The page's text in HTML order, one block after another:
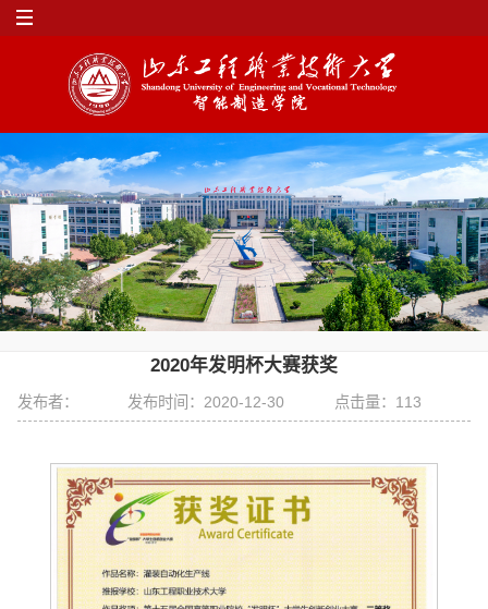
2020年发明杯大赛获奖
发布者： 发布时间：2020-12-30 点击量： 113